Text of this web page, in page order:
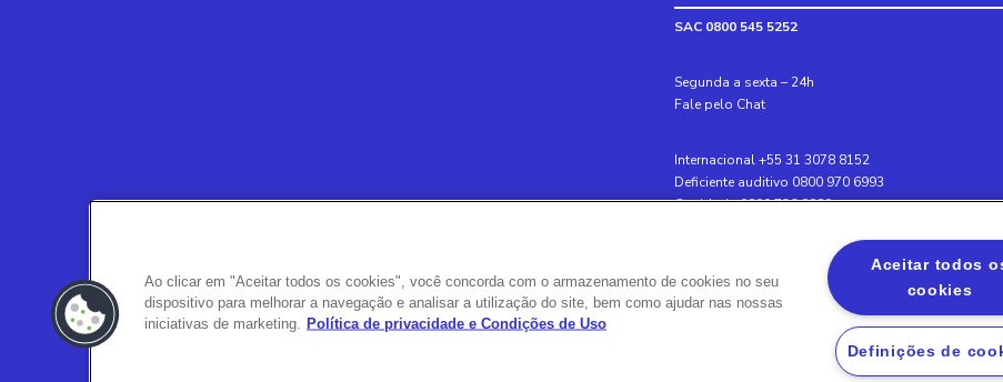
SAC 0800 545 5252
Segunda a sexta – 24h
Fale pelo Chat
Internacional +55 31 3078 8152
Deficiente auditivo 0800 970 6993
Ouvidoria 0800 726 8889
Banco BS2
Via Olímpia, São Paulo, SP 04547-130, Brasil, 3003-
Ao clicar em "Aceitar todos os cookies", você concorda com o armazenamento de cookies no seu
dispositivo para melhorar a navegação e analisar a utilização do site, bem como ajudar nas nossas
iniciativas de marketing.
Política de privacidade e Condições de Uso
Aceitar todos
cookies
Definições de